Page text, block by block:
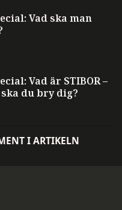
Vad ska man
Vad är STIBOR –
du bry dig?
I ARTIKELN